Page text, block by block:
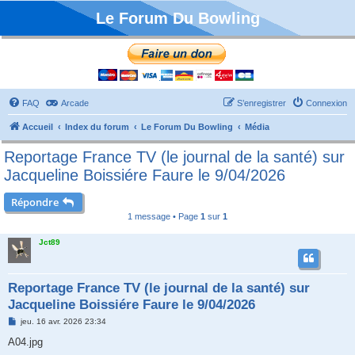
Le Forum Du Bowling
FAQ Arcade Connexion
S’enregistrer
Accueil Index du forum Le Forum Du Bowling Média
Reportage France TV (le journal de la santé) sur
Jacqueline Boissiére Faure le 9/04/2026
Répondre
1 message • Page 1 sur 1
Jct89
Reportage France TV (le journal de la santé) sur
Jacqueline Boissiére Faure le 9/04/2026
M
s
jeu. 16 avr. 2026 23:34
A04.jpg